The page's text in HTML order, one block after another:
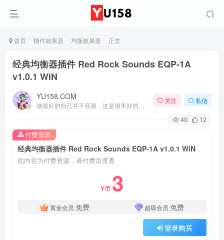
首页 插件效果器 均衡效果器 正文
经典均衡器插件 Red Rock Sounds EQP-1A
v1.0.1 WiN
YU158.COM 关注 私信
40 12
经典均衡器插件 Red Rock Sounds EQP-1A v1.0.1 WiN
此内容为付费资源，请付费后查看
Y币 3
黄金会员 免费 超级会员 免费
登录购买
付费资源